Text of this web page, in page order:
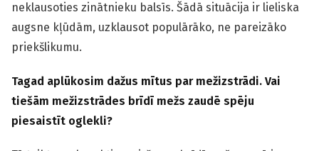
neklausoties zinātnieku balsīs. Šādā situācija ir lieliska
augsne kļūdām, uzklausot populārāko, ne pareizāko
priekšlikumu.
Tagad aplūkosim dažus mītus par mežizstrādi. Vai
tiešām mežizstrādes brīdī mežs zaudē spēju
piesaistīt oglekli?